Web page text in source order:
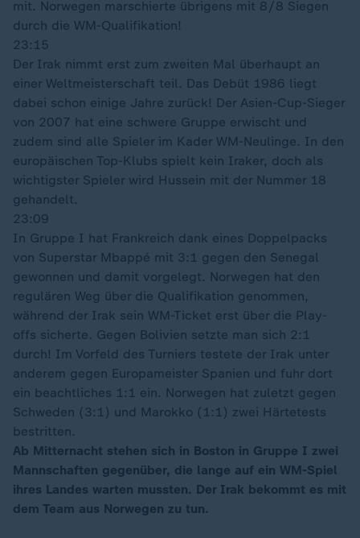
mit. Norwegen marschierte übrigens mit 8/8 Siegen
durch die WM-Qualifikation!
23:15
Der Irak nimmt erst zum zweiten Mal überhaupt an
einer Weltmeisterschaft teil. Das Debüt 1986 liegt
dabei schon einige Jahre zurück! Der Asien-Cup-Sieger
von 2007 hat eine schwere Gruppe erwischt und
zudem sind alle Spieler im Kader WM-Neulinge. In den
europäischen Top-Klubs spielt kein Iraker, doch als
wichtigster Spieler wird Hussein mit der Nummer 18
gehandelt.
23:09
In Gruppe I hat Frankreich dank eines Doppelpacks
von Superstar Mbappé mit 3:1 gegen den Senegal
gewonnen und damit vorgelegt. Norwegen hat den
regulären Weg über die Qualifikation genommen,
während der Irak sein WM-Ticket erst über die Play-
offs sicherte. Gegen Bolivien setzte man sich 2:1
durch! Im Vorfeld des Turniers testete der Irak unter
anderem gegen Europameister Spanien und fuhr dort
ein beachtliches 1:1 ein. Norwegen hat zuletzt gegen
Schweden (3:1) und Marokko (1:1) zwei Härtetests
bestritten.
Ab Mitternacht stehen sich in Boston in Gruppe I zwei
Mannschaften gegenüber, die lange auf ein WM-Spiel
ihres Landes warten mussten. Der Irak bekommt es mit
dem Team aus Norwegen zu tun.